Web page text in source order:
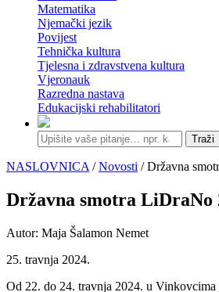
Matematika
Njemački jezik
Povijest
Tehnička kultura
Tjelesna i zdravstvena kultura
Vjeronauk
Razredna nastava
Edukacijski rehabilitatori
Traži
NASLOVNICA /Novosti / Državna
Državna smotra LiDraNo
Autor: Maja Šalamon Nemet
25. travnja 2024.
Od 22. do 24. travnja 2024. u Vinkovcima